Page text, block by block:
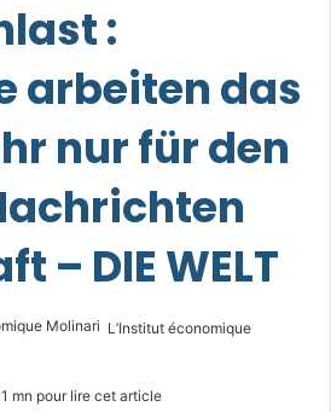
:
arbeiten das
nur für den
– DIE WELT
L’Institut économique
mn pour lire cet article